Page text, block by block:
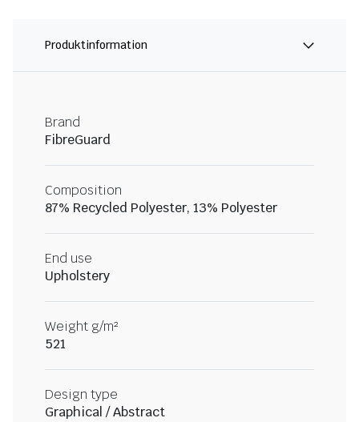
Produktinformation
Brand
FibreGuard
Composition
87% Recycled Polyester, 13% Polyester
End use
Upholstery
Weight g/m²
521
Design type
Graphical / Abstract